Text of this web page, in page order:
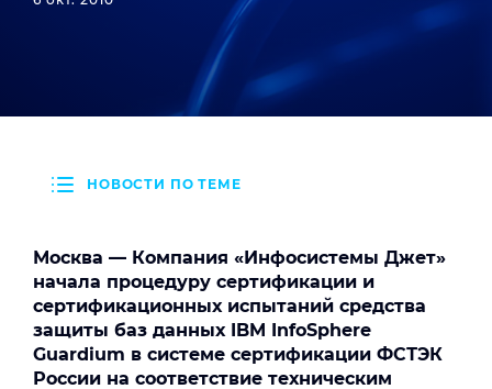
НОВОСТИ ПО ТЕМЕ
Москва — Компания «Инфосистемы Джет»
начала процедуру сертификации и
сертификационных испытаний средства
защиты баз данных IBM InfoSphere
Guardium в системе сертификации ФСТЭК
России на соответствие техническим